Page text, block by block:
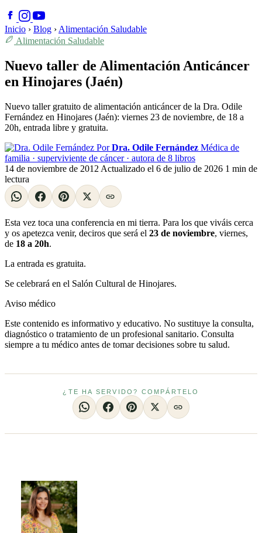
Inicio › Blog › Alimentación Saludable
Alimentación Saludable
Nuevo taller de Alimentación Anticáncer
en Hinojares (Jaén)
Nuevo taller gratuito de alimentación anticáncer de la Dra. Odile
Fernández en Hinojares (Jaén): viernes 23 de noviembre, de 18 a
20h, entrada libre y gratuita.
Por Dra. Odile Fernández Médica de
familia · superviviente de cáncer · autora de 8 libros
14 de noviembre de 2012 Actualizado el 6 de julio de 2026 1 min de
lectura
Esta vez toca una conferencia en mi tierra. Para los que viváis cerca
y os apetezca venir, deciros que será el 23 de noviembre, viernes,
de 18 a 20h.
La entrada es gratuita.
Se celebrará en el Salón Cultural de Hinojares.
Aviso médico
Este contenido es informativo y educativo. No sustituye la consulta,
diagnóstico o tratamiento de un profesional sanitario. Consulta
siempre a tu médico antes de tomar decisiones sobre tu salud.
¿TE HA SERVIDO? COMPÁRTELO